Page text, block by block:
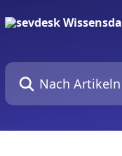
Nach Artikeln suchen …